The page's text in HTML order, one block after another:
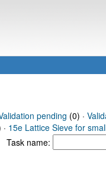
pending (0) ·
15e Lattice Sieve for
Task name: